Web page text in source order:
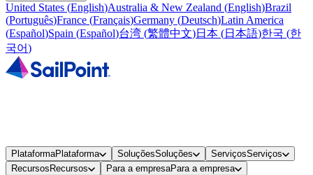
United States (English)Australia & New Zealand (English)Brazil
(Português)France (Français)Germany (Deutsch)Latin America
(Español)Spain (Español)台湾 (繁體中文)日本 (日本語)한국 (한
국어)
PlataformaPlataforma SoluçõesSoluções ServiçosServiços
Recursos Recursos Para a empresaPara a empresa